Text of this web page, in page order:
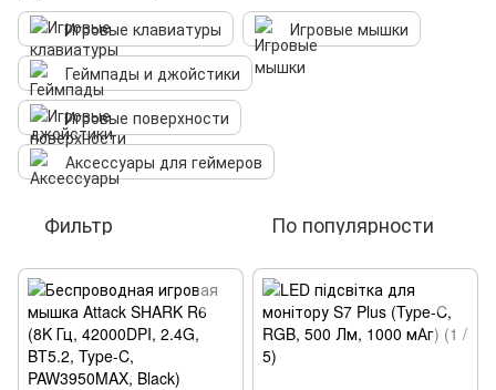
Игровые клавиатуры
Игровые мышки
Геймпады и джойстики
Игровые поверхности
Аксессуары для геймеров
Фильтр По популярности